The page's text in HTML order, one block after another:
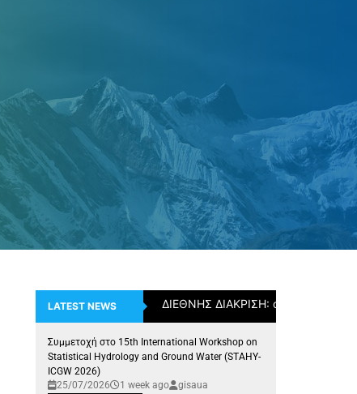
LATEST NEWS ΔΙΕΘΝΗΣ ΔΙΑΚΡΙΣΗ: ο Επίκουρος
Συμμετοχή στο 15th International Workshop on
Statistical Hydrology and Ground Water (STAHY-
ICGW 2026)
25/07/2026
1 week ago gisaua